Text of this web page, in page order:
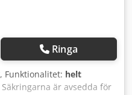
Ringa
, Funktionalitet: helt
är avsedda för